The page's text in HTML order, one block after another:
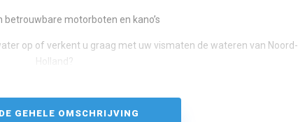
betrouwbare motorboten en kano’s
op of verkent u graag met uw vismaten de wateren van Noord-
Holland?
GEHELE OMSCHRIJVING